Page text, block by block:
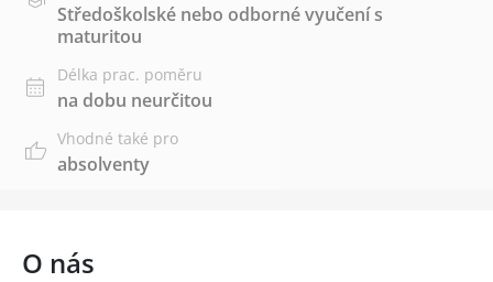
Středoškolské nebo odborné vyučení s
maturitou
Délka prac. poměru
na dobu neurčitou
Vhodné také pro
absolventy
O nás